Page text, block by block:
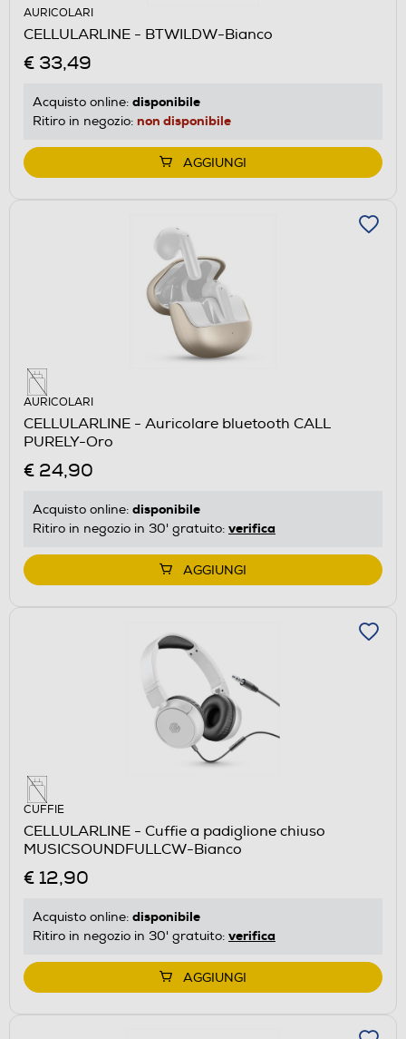
AURICOLARI
CELLULARLINE - BTWILDW-Bianco
€ 33,49
Acquisto online: disponibile
Ritiro in negozio: non disponibile
AGGIUNGI
AURICOLARI
CELLULARLINE - Auricolare bluetooth CALL
PURELY-Oro
€ 24,90
Acquisto online: disponibile
Ritiro in negozio in 30' gratuito: verifica
AGGIUNGI
CUFFIE
CELLULARLINE - Cuffie a padiglione chiuso
MUSICSOUNDFULLCW-Bianco
€ 12,90
Acquisto online: disponibile
Ritiro in negozio in 30' gratuito: verifica
AGGIUNGI